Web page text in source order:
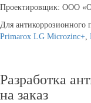
Проектировщик: ООО
Для антикоррозионного
Primarox LG Microzinc+,
Разработка
на заказ